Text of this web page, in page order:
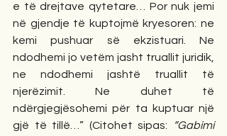
e të drejtave qytetare… Por nuk jemi
në gjendje të kuptojmë kryesoren: ne
kemi pushuar së ekzistuari. Ne
ndodhemi jo vetëm jasht truallit juridik,
ne ndodhemi jashtë truallit të
njerëzimit. Ne duhet të
ndërgjegjësohemi për ta kuptuar një
gjë të tillë…” (Citohet sipas:
“Gabimi